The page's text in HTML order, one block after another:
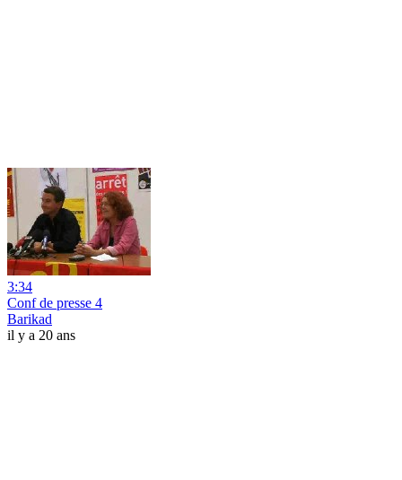
3:34
Conf de presse 4
Barikad
il y a 20 ans